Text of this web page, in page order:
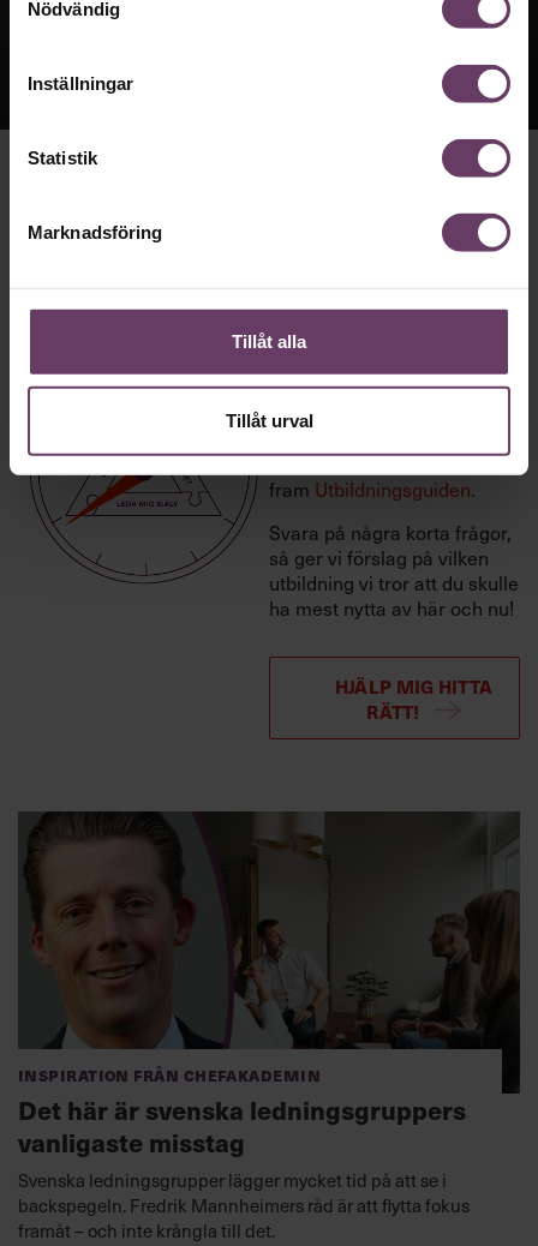
Nödvändig
Inställningar
Statistik
Marknadsföring
Tillåt alla
Tillåt urval
Hitta rätt direkt
n!
att förstå vilket som är rätt
utvecklingssteg för just dig
har vi tagit
fram Utbildningsguiden.
Svara på några korta frågor,
så ger vi förslag på vilken
utbildning vi tror att du skulle
ha mest nytta av här och nu!
HJÄLP MIG HITTA
RÄTT!
Inspiration från Chefakademin
Det här är svenska ledningsgruppers
vanligaste misstag
Svenska ledningsgrupper lägger mycket tid på att se i
backspegeln. Fredrik Mannheimers råd är att flytta fokus
framåt – och inte krångla till det.